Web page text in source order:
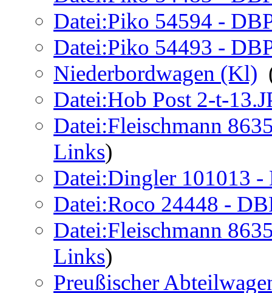
Datei:Piko 54594 -
Datei:Piko 54493 -
Niederbordwagen (Kl)
Datei:Hob Post 2-t-
Datei:Fleischmann
Links)
Datei:Dingler 101013
Datei:Roco 24448 -
Datei:Fleischmann
Links)
Preußischer